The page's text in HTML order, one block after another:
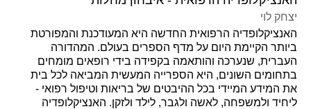
יצחק לוי
האנציקלופדיה הרפואית החדשה היא המעודכנת והמפורטת
ביותר הקיימת היום על מדף הספרים בעולם. המהדורה
העברית, שנערכה והותאמה בקפידה בידי רופאים מומחים
בתחומים השונים, היא הספרייה המעשית המביאה לכל בית
את המידע המיידי בכל ההיבטים של בריאות וטיפול רפואי -
ליחיד ולמשפחה, לאשה ולגבר, לילד ולזקן. האנציקלופדיה